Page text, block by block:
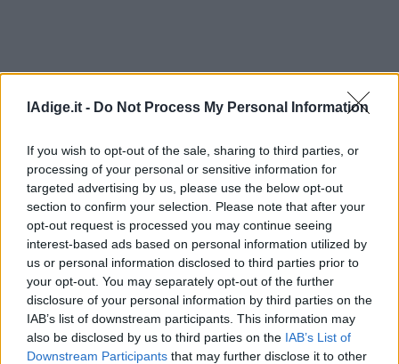
lAdige.it - Do Not Process My Personal Information
If you wish to opt-out of the sale, sharing to third parties, or
processing of your personal or sensitive information for
targeted advertising by us, please use the below opt-out
section to confirm your selection. Please note that after your
opt-out request is processed you may continue seeing
interest-based ads based on personal information utilized by
us or personal information disclosed to third parties prior to
your opt-out. You may separately opt-out of the further
disclosure of your personal information by third parties on the
IAB’s list of downstream participants. This information may
also be disclosed by us to third parties on the IAB’s List of
Downstream Participants that may further disclose it to other
Bazar
Radio
Dolomiti
Social media